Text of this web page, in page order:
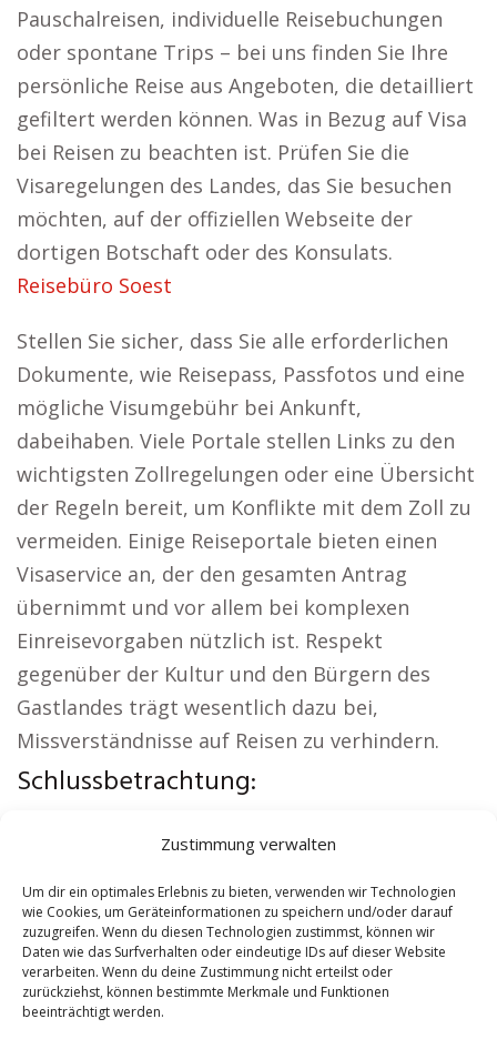
Zustimmung verwalten
Um dir ein optimales Erlebnis zu bieten, verwenden wir Technologien
wie Cookies, um Geräteinformationen zu speichern und/oder darauf
zuzugreifen. Wenn du diesen Technologien zustimmst, können wir
Daten wie das Surfverhalten oder eindeutige IDs auf dieser Website
verarbeiten. Wenn du deine Zustimmung nicht erteilst oder
zurückziehst, können bestimmte Merkmale und Funktionen
beeinträchtigt werden.
Pauschalreisen, individuelle Reisebuchungen
oder spontane Trips – bei uns finden Sie Ihre
persönliche Reise aus Angeboten, die detailliert
gefiltert werden können. Was in Bezug auf Visa
bei Reisen zu beachten ist. Prüfen Sie die
Visaregelungen des Landes, das Sie besuchen
möchten, auf der offiziellen Webseite der
dortigen Botschaft oder des Konsulats.
Reisebüro Soest
Stellen Sie sicher, dass Sie alle erforderlichen
Dokumente, wie Reisepass, Passfotos und eine
mögliche Visumgebühr bei Ankunft,
dabeihaben. Viele Portale stellen Links zu den
wichtigsten Zollregelungen oder eine Übersicht
der Regeln bereit, um Konflikte mit dem Zoll zu
vermeiden. Einige Reiseportale bieten einen
Visaservice an, der den gesamten Antrag
übernimmt und vor allem bei komplexen
Einreisevorgaben nützlich ist. Respekt
gegenüber der Kultur und den Bürgern des
Gastlandes trägt wesentlich dazu bei,
Missverständnisse auf Reisen zu verhindern.
Schlussbetrachtung:
Autovermietung Zossen|Sicherheitsdienst
Zossen|Hauskauf Zossen|Hundeschule
Zossen|Schamane Zossen
Contents [show]